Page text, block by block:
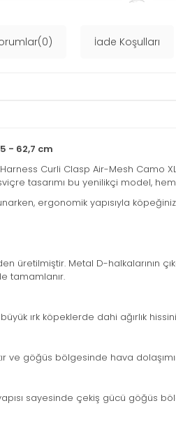
İade Koşulları
- 62,7 cm
Curli Clasp Air-Mesh Camo
tasarımı bu yenilikçi model,
ergonomik yapısıyla
üretilmiştir. Metal D-halkalarının
tamamlanır.
ırk köpeklerde dahi ağırlık
ve göğüs bölgesinde hava
sayesinde çekiş gücü göğüs